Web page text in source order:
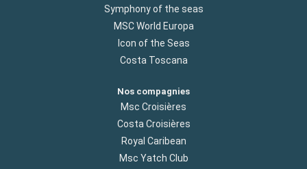
Symphony of the seas
MSC World Europa
Icon of the Seas
Costa Toscana
Nos compagnies
Msc Croisières
Costa Croisières
Royal Caribean
Msc Yatch Club